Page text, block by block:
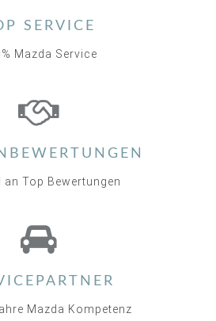
SERVICE
Mazda Service
an Top Bewertungen
Mazda Kompetenz